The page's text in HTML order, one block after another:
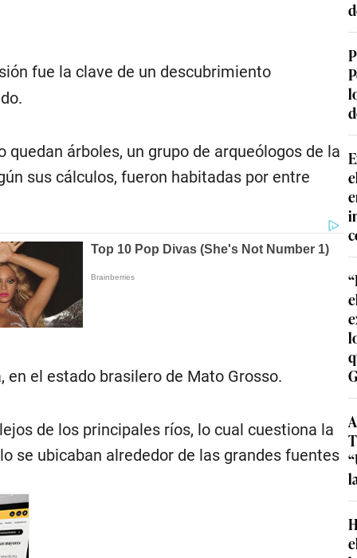
fue la clave de un descubrimiento
árboles, un grupo de arqueólogos de la
sus cálculos, fueron habitadas por entre
el estado brasilero de Mato Grosso.
de los principales ríos, lo cual cuestiona la
se ubicaban alrededor de las grandes fuentes